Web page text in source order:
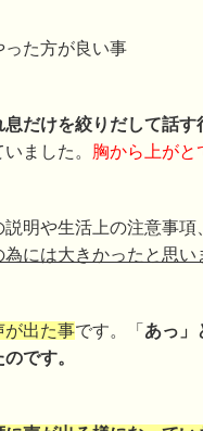
った方が良い事
息だけを絞りだして話す
ました。 胸から上がと
明や生活上の注意事
為には大きかったと思
が出た事です。「 あっ」
です。